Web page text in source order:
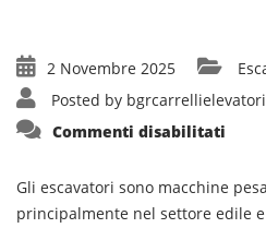
2 Novembre 2025
Posted by bgrcarrellielevatori
Commenti disabilitati
Gli escavatori sono macchine
principalmente nel settore edile